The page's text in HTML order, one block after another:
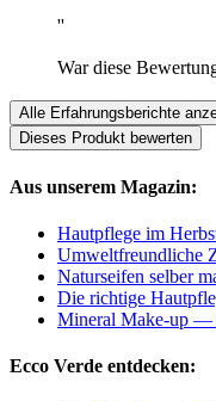
''
War diese
Alle Erfahrungsberichte
Dieses Produkt bewerten
Aus unserem Magazin:
Hautpflege im
Umweltfreundliche
Naturseifen selber
Die richtige
Mineral Make-up —
Ecco Verde entdecken: